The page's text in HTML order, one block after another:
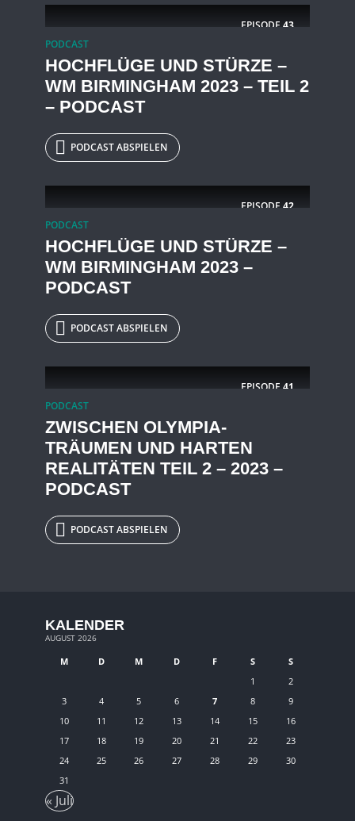
EPISODE43
PODCAST
HOCHFLÜGE UND STÜRZE –
WM BIRMINGHAM 2023 – TEIL 2
– PODCAST
PODCAST ABSPIELEN
EPISODE42
PODCAST
HOCHFLÜGE UND STÜRZE –
WM BIRMINGHAM 2023 –
PODCAST
PODCAST ABSPIELEN
EPISODE41
PODCAST
ZWISCHEN OLYMPIA-
TRÄUMEN UND HARTEN
REALITÄTEN TEIL 2 – 2023 –
PODCAST
PODCAST ABSPIELEN
KALENDER
AUGUST 2026
M D M D F S
S
1
2
3
4 5 6 7 8
9
10
11 12 13 14 15
16
17
18 19 20 21 22
23
24
25 26 27 28 29
30
31
« Juli